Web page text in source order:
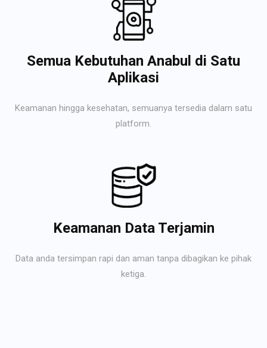
Semua Kebutuhan Anabul di Satu
Aplikasi
Keamanan hingga kesehatan, semuanya tersedia dalam satu
platform.
Keamanan Data Terjamin
Data anda tersimpan rapi dan aman tanpa dibagikan ke pihak
ketiga.